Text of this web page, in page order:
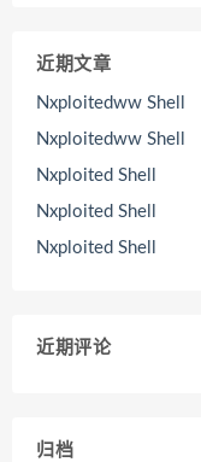
近期文章
Nxploitedww Shell
Nxploitedww Shell
Nxploited Shell
Nxploited Shell
Nxploited Shell
近期评论
归档